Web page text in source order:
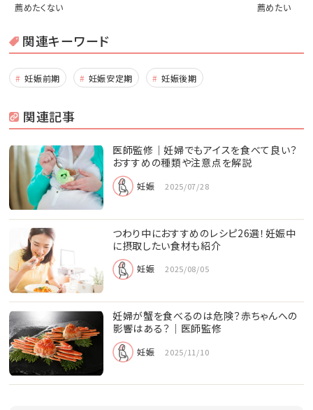
薦めたくない 薦めたい
関連キーワード
妊娠前期 妊娠安定期 妊娠後期
関連記事
医師監修｜妊婦でもアイスを食べて良い？
おすすめの種類や注意点を解説
妊娠 2025/07/28
つわり中におすすめのレシピ26選！妊娠中
に摂取したい食材も紹介
妊娠 2025/08/05
妊婦が蟹を食べるのは危険？赤ちゃんへの
影響はある？｜医師監修
妊娠 2025/11/10